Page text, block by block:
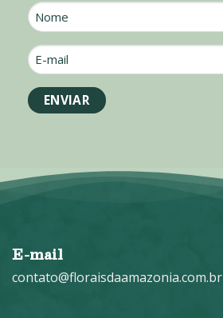
Nome
E-
mail
*
E-mail
contato@floraisdaamazonia.com.br